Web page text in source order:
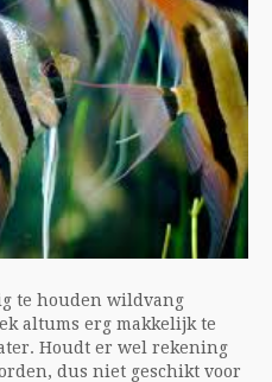
te houden wildvang
altums erg makkelijk te
Houdt er wel rekening
dus niet geschikt voor